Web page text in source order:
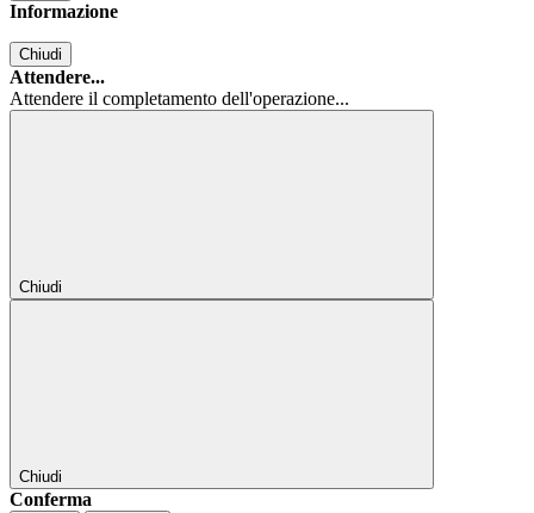
Informazione
Chiudi
Attendere...
Attendere il completamento dell'operazione...
Chiudi
Chiudi
Conferma